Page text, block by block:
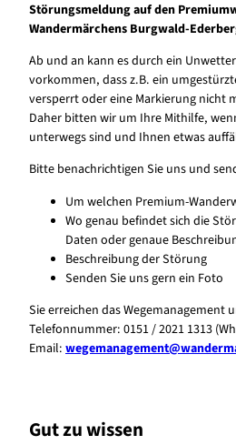
Störungsmeldung auf den
Wandermärchens Burgwald-
Ab und an kann es durch ein
vorkommen, dass z.B. ein
versperrt oder eine Markierung nicht
Daher bitten wir um Ihre Mithilfe,
unterwegs sind und Ihnen etwas
Bitte benachrichtigen Sie uns und
Um welchen Premium-
Wo genau befindet sich die
Daten oder genaue
Beschreibung der Störung
Senden Sie uns gern ein Foto
Sie erreichen das Wegemanagement
Telefonnummer: 0151 / 2021 1313
Email:
Gut zu wissen